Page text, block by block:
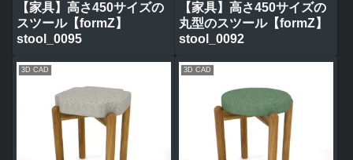
【家具】高さ450サイズの
スツール【formZ】
stool_0095
【家具】高さ450サイズの
丸型のスツール【formZ】
stool_0092
3D CAD 3D CAD